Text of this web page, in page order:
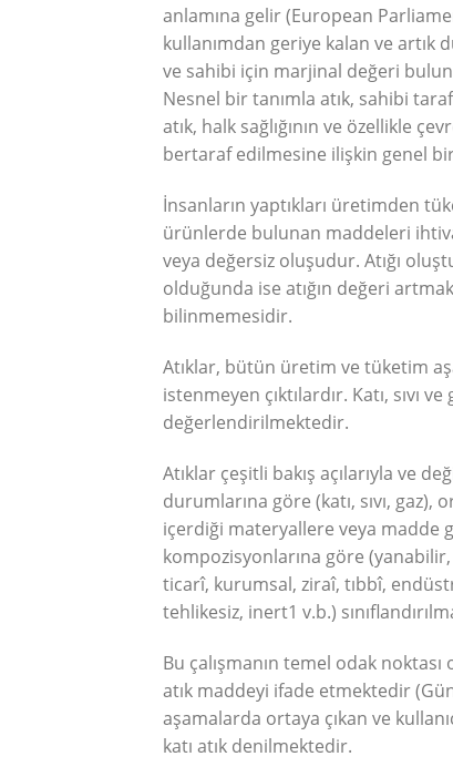
anlamına gelir (European
kullanımdan geriye kalan ve
ve sahibi için marjinal değeri
Nesnel bir tanımla atık, sahibi
atık, halk sağlığının ve özellikle
bertaraf edilmesine ilişkin genel
İnsanların yaptıkları üretimden
ürünlerde bulunan maddeleri
veya değersiz oluşudur. Atığı
olduğunda ise atığın değeri
bilinmemesidir.
Atıklar, bütün üretim ve tüketim
istenmeyen çıktılardır. Katı, sıvı
değerlendirilmektedir.
Atıklar çeşitli bakış açılarıyla ve
durumlarına göre (katı, sıvı, gaz),
içerdiği materyallere veya madde
kompozisyonlarına göre
ticarî, kurumsal, ziraî, tıbbî,
tehlikesiz, inert1 v.b.)
Bu çalışmanın temel odak
atık maddeyi ifade etmektedir
aşamalarda ortaya çıkan ve
katı atık denilmektedir.